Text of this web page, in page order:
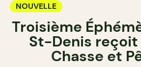
NOUVELLE
Troisième
St-Denis reçoit
Chasse et